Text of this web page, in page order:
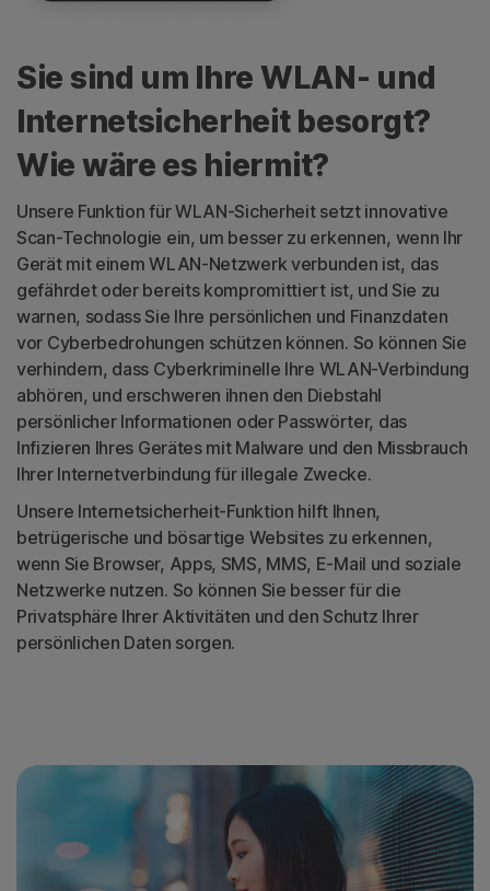
Sie sind um Ihre WLAN- und
Internetsicherheit besorgt?
Wie wäre es hiermit?
Unsere Funktion für WLAN-Sicherheit setzt innovative
Scan-Technologie ein, um besser zu erkennen, wenn Ihr
Gerät mit einem WLAN-Netzwerk verbunden ist, das
gefährdet oder bereits kompromittiert ist, und Sie zu
warnen, sodass Sie Ihre persönlichen und Finanzdaten
vor Cyberbedrohungen schützen können. So können Sie
verhindern, dass Cyberkriminelle Ihre WLAN-Verbindung
abhören, und erschweren ihnen den Diebstahl
persönlicher Informationen oder Passwörter, das
Infizieren Ihres Gerätes mit Malware und den Missbrauch
Ihrer Internetverbindung für illegale Zwecke.
Unsere Internetsicherheit-Funktion hilft Ihnen,
betrügerische und bösartige Websites zu erkennen,
wenn Sie Browser, Apps, SMS, MMS, E-Mail und soziale
Netzwerke nutzen. So können Sie besser für die
Privatsphäre Ihrer Aktivitäten und den Schutz Ihrer
persönlichen Daten sorgen.